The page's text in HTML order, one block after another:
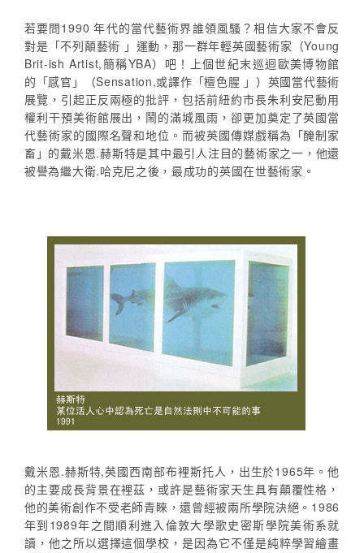
若要問1990 年代的當代藝術界誰領風騷？相信大家不會反
對是「不列顛藝術 」運動，那一群年輕英國藝術家（Young
Brit-ish Artist,簡稱YBA）吧！上個世紀末巡迴歐美博物館
的「感官」（Sensation,或譯作「檀色腥 」）英國當代藝術
展覽，引起正反兩極的批評，包括前紐約市長朱利安尼動用
權利干預美術館展出，鬧的滿城風雨，卻更加奠定了英國當
代藝術家的國際名聲和地位。而被英國傳媒戲稱為「醃制家
畜」的戴米恩.赫斯特是其中最引人注目的藝術家之一，他還
被譽為繼大衛.哈克尼之後，最成功的英國在世藝術家。
戴米恩.赫斯特,英國西南部布裡斯托人，出生於1965年。他
的主要成長背景在裡茲，或許是藝術家天生具有顛覆性格，
他的美術創作不受老師青睞，還曾經被兩所學院決絕。1986
年到1989年之間順利進入倫敦大學歌史密斯學院美術系就
讀，他之所以選擇這個學校，是因為它不僅是純粹學習繪畫